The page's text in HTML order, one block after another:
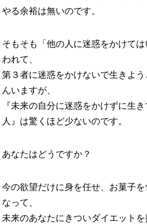
やる余裕は無いのです。
そもそも「他の人に迷惑をかけて
われて、
第３者に迷惑をかけないで生きよ
んいますが、
『未来の自分に迷惑をかけずに生
人』は驚くほど少ないのです。
あなたはどうですか？
今の欲望だけに身を任せ、お菓子
なって、
未来のあなたにきついダイエットを